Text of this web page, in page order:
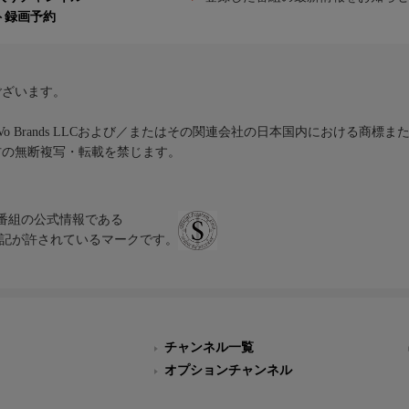
録画予約
います。
Brands LLCおよび／またはその関連会社の日本国内における商標ま
無断複写・転載を禁じます。
組の公式情報である
が許されているマークです。
チャンネル一覧
オプションチャンネル